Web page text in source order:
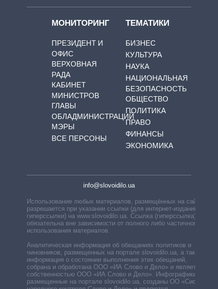
МОНИТОРИНГ
ПРЕЗИДЕНТ И
ОФИС
ВЕРХОВНАЯ
РАДА
КАБИНЕТ
МИНИСТРОВ
ГЛАВЫ
ОБЛАДМИНИСТРАЦИЙ
МЭРЫ
ВСЕ ПЕРСОНЫ
ТЕМАТИКИ
БИЗНЕС
КУЛЬТУРА
НАУКА
НАЦИОНАЛЬНАЯ
БЕЗОПАСНОСТЬ
ОБЩЕСТВО
ПОЛИТИКА
ПРАВО
ФИНАНСЫ
ЭКОНОМИКА
info@slovoidilo.ua
Использование любых материалов, размещённых на сайте,
разрешается при указании ссылки (для интернет-изданий —
гиперссылки) на www.slovoidilo.ua. Ссылка (гиперссылка)
обязательна вне зависимости от полного либо частичного
использования материалов.
Аналитическая информация об обещаниях политиков и
чиновников, размещенных на портале slovoidilo.ua, а также
информация о состоянии выполнения этих обещаний,
собрана и обработана ООО «ИА Слово и Дело» и является
собственностью ООО «ИА Слово и Дело». Инфографики,
размещенные на портале slovoidilo.ua, созданы ОО «Система